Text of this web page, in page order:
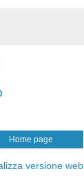
Home page
versione web